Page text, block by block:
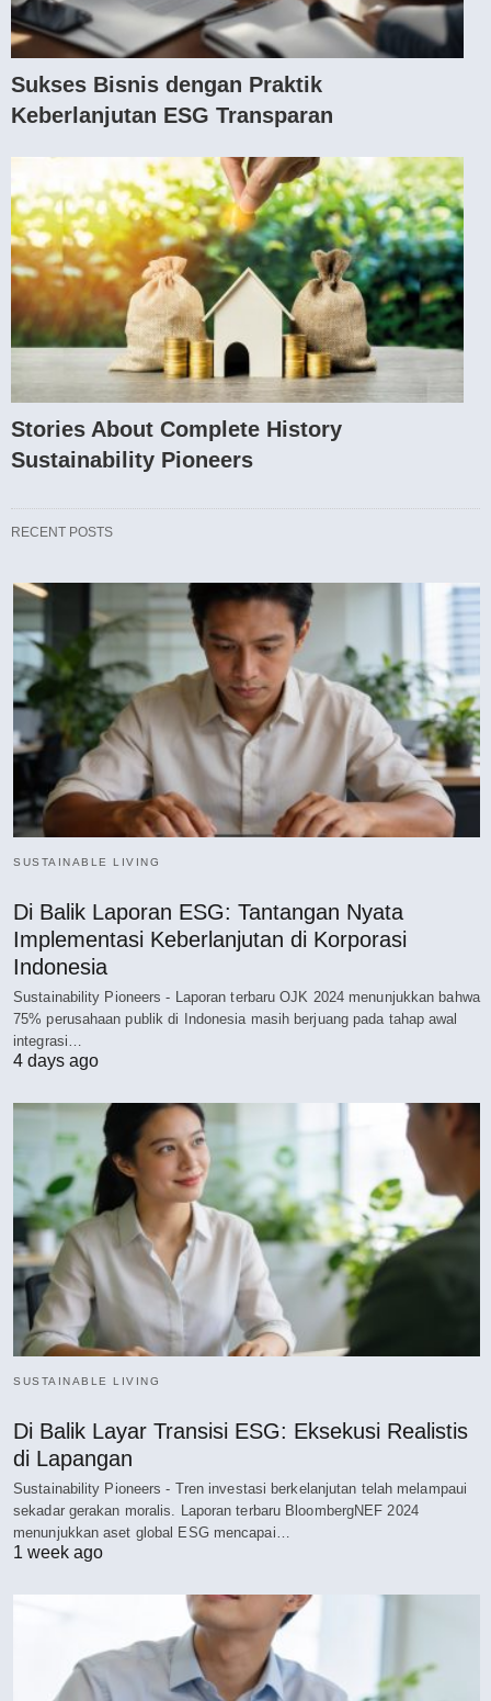
Sukses Bisnis dengan Praktik
Keberlanjutan ESG Transparan
Stories About Complete History
Sustainability Pioneers
RECENT POSTS
SUSTAINABLE LIVING
Di Balik Laporan ESG: Tantangan Nyata
Implementasi Keberlanjutan di Korporasi
Indonesia
Sustainability Pioneers - Laporan terbaru OJK 2024 menunjukkan bahwa
75% perusahaan publik di Indonesia masih berjuang pada tahap awal
integrasi…
4 days ago
SUSTAINABLE LIVING
Di Balik Layar Transisi ESG: Eksekusi Realistis
di Lapangan
Sustainability Pioneers - Tren investasi berkelanjutan telah melampaui
sekadar gerakan moralis. Laporan terbaru BloombergNEF 2024
menunjukkan aset global ESG mencapai…
1 week ago